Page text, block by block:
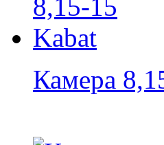
Камера